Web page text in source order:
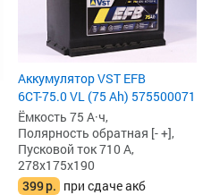
Аккумулятор VST EFB
6СТ-75.0 VL (75 Ah) 575500071
Ёмкость 75 А·ч,
Полярность обратная [- +],
Пусковой ток 710 А,
278x175x190
399р. при сдаче акб